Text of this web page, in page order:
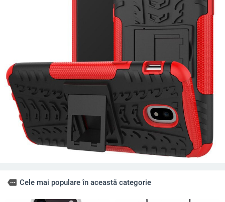
more Cele mai populare în această categorie